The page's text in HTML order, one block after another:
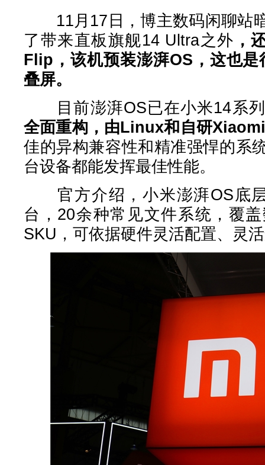
11月17日，博主数码闲聊站
了带来直板旗舰14 Ultra之外 ，
Flip，该机预装澎湃OS，这也
叠屏。
目前澎湃OS已在小米14系列
全面重构，由Linux和自研
佳的异构兼容性和精准强悍的系
台设备都能发挥最佳性能。
官方介绍，小米澎湃OS底层
台，20余种常见文件系统，覆
SKU，可依据硬件灵活配置、灵